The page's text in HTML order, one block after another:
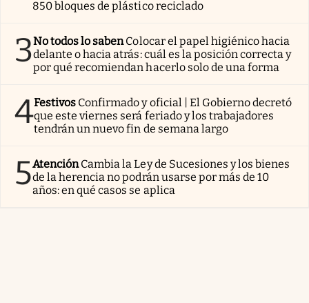
850 bloques de plástico reciclado
3No todos lo sabenColocar el papel higiénico hacia
delante o hacia atrás: cuál es la posición correcta y
por qué recomiendan hacerlo solo de una forma
4Festivos Confirmado y oficial | El Gobierno decretó
que este viernes será feriado y los trabajadores
tendrán un nuevo fin de semana largo
5AtenciónCambia la Ley de Sucesiones y los bienes
de la herencia no podrán usarse por más de 10
años: en qué casos se aplica